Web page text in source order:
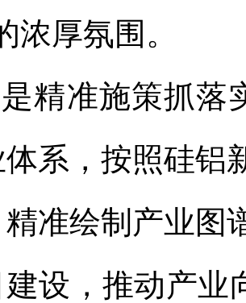
浓厚氛围。
精准施策抓落
系，按照硅铝
精准绘制产业图
设，推动产业